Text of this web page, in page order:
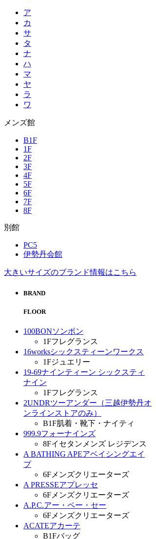
ア
カ
サ
タ
ナ
ハ
マ
ヤ
ラ
ワ
メンズ館
B1F
1F
2F
3F
4F
5F
6F
7F
8F
別館
PC5
伊勢丹会館
大きいサイズのブランド情報はこちら
BRAND
FLOOR
100BONソンボン
1Fフレグランス
16worksシックスティーンワークス
1Fジュエリー
19-69ナインティーン シックスティ
ナイン
1Fフレグランス
2UNDRツーアンダー（三越伊勢丹オ
ンラインストアのみ）
B1F肌着・靴下・ナイティ
999.9フォーナインズ
8Fイセタンメンズ レジデンス
A BATHING APEアベイシングエイ
プ
6F メンズクリエーターズ
A PRESSEアプレッセ
6F メンズクリエーターズ
A.P.C.アー・ペー・セー
6F メンズクリエーターズ
ACATEアカーテ
B1Fバッグ